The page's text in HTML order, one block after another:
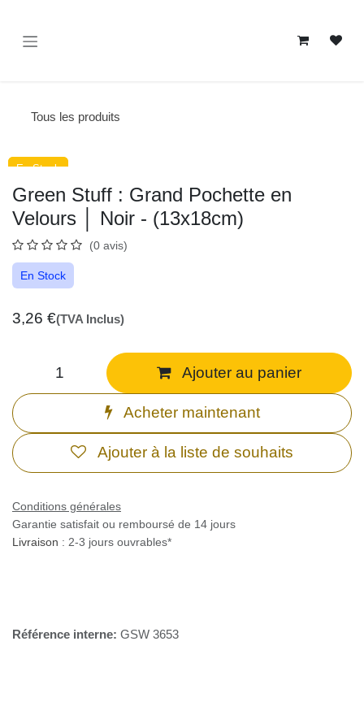
Tous les produits
En Stock
En Stock
Green Stuff : Grand Pochette en
Velours │ Noir - (13x18cm)
(0 avis)
En Stock
3,26 €(TVA Inclus)
Ajouter au panier
Acheter maintenant
Ajouter à la liste de souhaits
Conditions générales
Garantie satisfait ou remboursé de 14 jours
Livraison : 2-3 jours ouvrables*
Référence interne:GSW 3653